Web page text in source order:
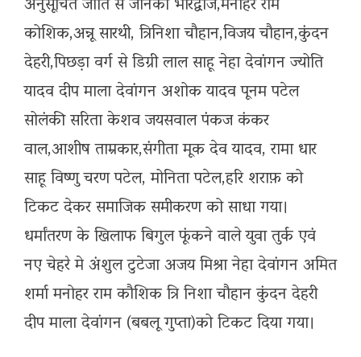
कोशिक,अन्नू सारथी, त्रिनिशा चौहान,विजय चौहान,कुंदन
देहरी,पिछड़ा वर्ग से डिग्री लाल साहू नेहा देवांगन ज्योति
यादव दीप माला देवांगन अशोक यादव पूनम पटेल
सोलंकी सरिता केशव जयसवाल पंकज कंकर
वाल,आशीष ताम्रकार,संगीता मूक देव यादव, रामा धार
साहू विष्णु चरण पटेल, मोनिता पटेल,हरि शराफ़ को
टिकट देकर समाजिक समीकरण को साधा गया।
धर्मांतरण के खिलाफ बिगुल फूंकने वाले युवा तुर्क एवं
नए चेहरे मे अंशुल टुटेजा अजय मिश्रा नेहा देवांगन अमित
शर्मा मनोहर राम कौशिक त्रि निशा चौहान कुंदन देहरी
दीप माला देवांगन (बबलू गुप्ता)को टिकट दिया गया।